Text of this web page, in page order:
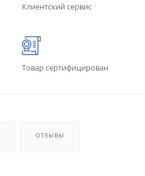
Клиентский сервис
Товар сертифицирован
ОТЗЫВЫ